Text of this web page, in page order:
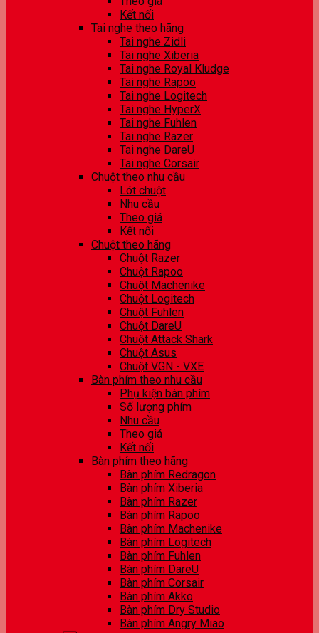
Kết nối
Tai nghe theo hãng
Tai nghe Zidli
Tai nghe Xiberia
Tai nghe Royal Kludge
Tai nghe Rapoo
Tai nghe Logitech
Tai nghe HyperX
Tai nghe Fuhlen
Tai nghe Razer
Tai nghe DareU
Tai nghe Corsair
Chuột theo nhu cầu
Lót chuột
Nhu cầu
Theo giá
Kết nối
Chuột theo hãng
Chuột Razer
Chuột Rapoo
Chuột Machenike
Chuột Logitech
Chuột Fuhlen
Chuột DareU
Chuột Attack Shark
Chuột Asus
Chuột VGN - VXE
Bàn phím theo nhu cầu
Phụ kiện bàn phím
Số lượng phím
Nhu cầu
Theo giá
Kết nối
Bàn phím theo hãng
Bàn phím Redragon
Bàn phím Xiberia
Bàn phím Razer
Bàn phím Rapoo
Bàn phím Machenike
Bàn phím Logitech
Bàn phím Fuhlen
Bàn phím DareU
Bàn phím Corsair
Bàn phím Akko
Bàn phím Dry Studio
Bàn phím Angry Miao